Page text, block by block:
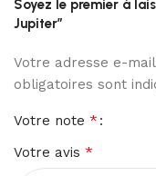
Soyez le premier à
Jupiter”
Votre adresse e-
obligatoires sont
Votre note *
Votre avis *